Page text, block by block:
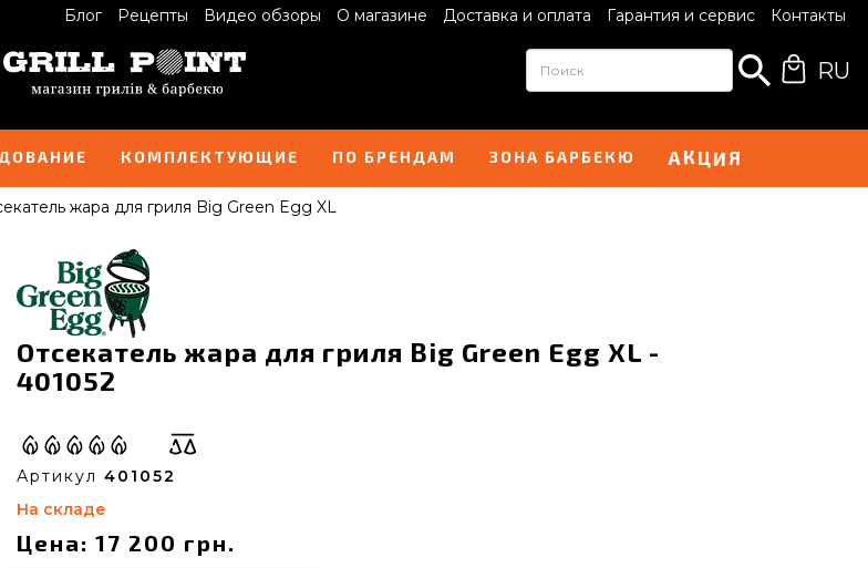
Блог Рецепты Видео обзоры О магазине Доставка и оплата Гарантия и сервис Контакты
RU
КОМПЛЕКТУЮЩИЕ ПО БРЕНДАМ ЗОНА БАРБЕКЮ АКЦИЯ
жара для гриля Big Green Egg XL
Отсекатель жара для гриля Big Green Egg XL -
401052
Артикул 401052
На складе
Цена: 17 200 грн.